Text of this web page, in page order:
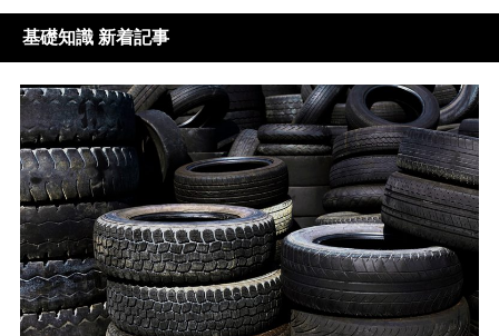
基礎知識 新着記事